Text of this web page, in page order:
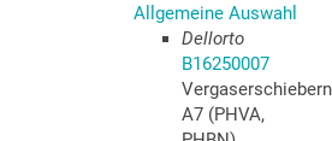
Allgemeine Auswahl
Dellorto
B16250007
A7 (PHVA,